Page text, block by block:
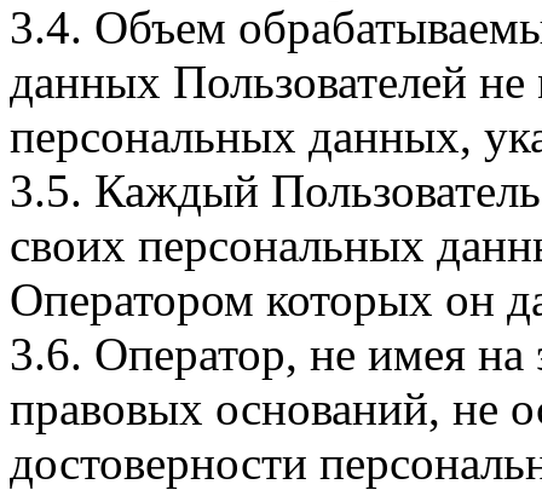
3.4. Объем
данных Пользователей
персональных данных,
3.5. Каждый
своих персональных
Оператором которых он
3.6. Оператор, не имея
правовых оснований, не
достоверности